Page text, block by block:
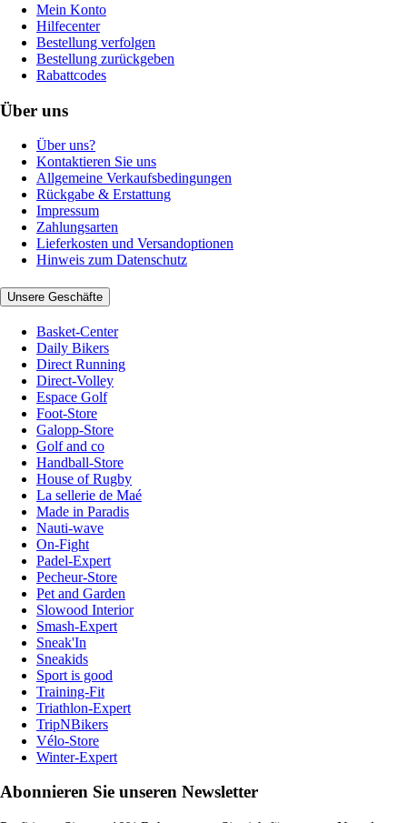
Mein Konto
Hilfecenter
Bestellung verfolgen
Bestellung zurückgeben
Rabattcodes
Über uns
Über uns?
Kontaktieren Sie uns
Allgemeine Verkaufsbedingungen
Rückgabe & Erstattung
Impressum
Zahlungsarten
Lieferkosten und Versandoptionen
Hinweis zum Datenschutz
Unsere Geschäfte
Basket-Center
Daily Bikers
Direct Running
Direct-Volley
Espace Golf
Foot-Store
Galopp-Store
Golf and co
Handball-Store
House of Rugby
La sellerie de Maé
Made in Paradis
Nauti-wave
On-Fight
Padel-Expert
Pecheur-Store
Pet and Garden
Slowood Interior
Smash-Expert
Sneak'In
Sneakids
Sport is good
Training-Fit
Triathlon-Expert
TripNBikers
Vélo-Store
Winter-Expert
Abonnieren Sie unseren Newsletter